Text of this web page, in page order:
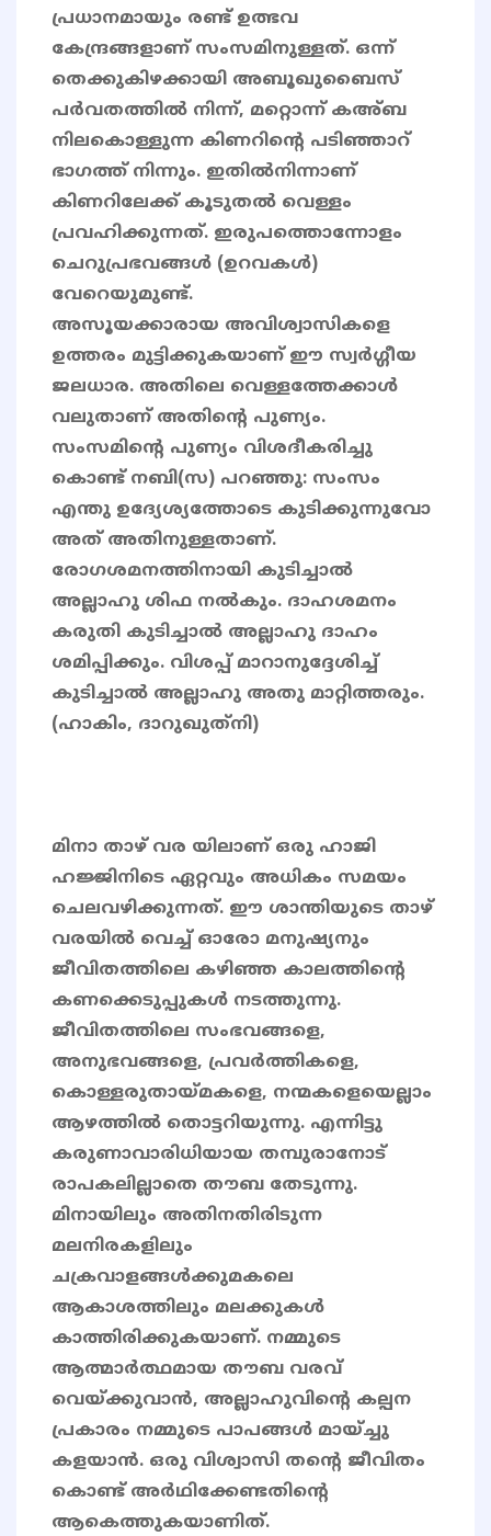
പ്രധാനമായും രണ്ട് ഉത്ഭവ
കേന്ദ്രങ്ങളാണ് സംസമിനുള്ളത്. ഒന്ന്
തെക്കുകിഴക്കായി അബൂഖുബൈസ്
പര്‍വതത്തില്‍ നിന്ന്, മറ്റൊന്ന് കഅ്ബ
നിലകൊള്ളുന്ന കിണറിന്റെ പടിഞ്ഞാറ്
ഭാഗത്ത് നിന്നും. ഇതില്‍നിന്നാണ്
കിണറിലേക്ക് കൂടുതല്‍ വെള്ളം
പ്രവഹിക്കുന്നത്. ഇരുപത്തൊന്നോളം
ചെറുപ്രഭവങ്ങള്‍ (ഉറവകള്‍)
വേറെയുമുണ്ട്.
അസൂയക്കാരായ അവിശ്വാസികളെ
ഉത്തരം മുട്ടിക്കുകയാണ് ഈ സ്വർഗ്ഗീയ
ജലധാര. അതിലെ വെള്ളത്തേക്കാൾ
വലുതാണ് അതിന്റെ പുണ്യം.
സംസമിന്റെ പുണ്യം വിശദീകരിച്ചു
കൊണ്ട് നബി(സ) പറഞ്ഞു: സംസം
എന്തു ഉദ്യേശ്യത്തോടെ കുടിക്കുന്നുവോ
അത് അതിനുള്ളതാണ്.
രോഗശമനത്തിനായി കുടിച്ചാല്‍
അല്ലാഹു ശിഫ നല്‍കും. ദാഹശമനം
കരുതി കുടിച്ചാല്‍ അല്ലാഹു ദാഹം
ശമിപ്പിക്കും. വിശപ്പ് മാറാനുദ്ദേശിച്ച്
കുടിച്ചാല്‍ അല്ലാഹു അതു മാറ്റിത്തരും.
(ഹാകിം, ദാറുഖുത്‌നി)
മിനാ താഴ് വര യിലാണ് ഒരു ഹാജി
ഹജ്ജിനിടെ ഏറ്റവും അധികം സമയം
ചെലവഴിക്കുന്നത്. ഈ ശാന്തിയുടെ താഴ്
വരയിൽ വെച്ച് ഓരോ മനുഷ്യനും
ജീവിതത്തിലെ കഴിഞ്ഞ കാലത്തിന്‍റെ
കണക്കെടുപ്പുകൾ നടത്തുന്നു.
ജീവിതത്തിലെ സംഭവങ്ങളെ,
അനുഭവങ്ങളെ, പ്രവർത്തികളെ,
കൊള്ളരുതായ്മകളെ, നന്മകളെയെല്ലാം
ആഴത്തിൽ തൊട്ടറിയുന്നു. എന്നിട്ടു
കരുണാവാരിധിയായ തമ്പുരാനോട്
രാപകലില്ലാതെ തൗബ തേടുന്നു.
മിനായിലും അതിനതിരിടുന്ന
മലനിരകളിലും
ചക്രവാളങ്ങൾക്കുമകലെ
ആകാശത്തിലും മലക്കുകൾ
കാത്തിരിക്കുകയാണ്. നമ്മുടെ
ആത്മാർത്ഥമായ തൗബ വരവ്
വെയ്ക്കുവാൻ, അല്ലാഹുവിന്‍റെ കല്പന
പ്രകാരം നമ്മുടെ പാപങ്ങൾ മായ്ച്ചു
കളയാൻ. ഒരു വിശ്വാസി തന്റെ ജീവിതം
കൊണ്ട് അർഥിക്കേണ്ടതിന്റെ
ആകെത്തുകയാണിത്.